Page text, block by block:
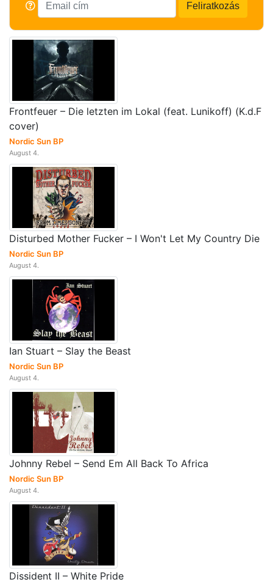
Feliratkozás
Frontfeuer – Die letzten im Lokal (feat. Lunikoff) (K.d.F
cover)
Nordic Sun BP
August 4.
Disturbed Mother Fucker – I Won't Let My Country Die
Nordic Sun BP
August 4.
Ian Stuart – Slay the Beast
Nordic Sun BP
August 4.
Johnny Rebel – Send Em All Back To Africa
Nordic Sun BP
August 4.
Dissident II – White Pride